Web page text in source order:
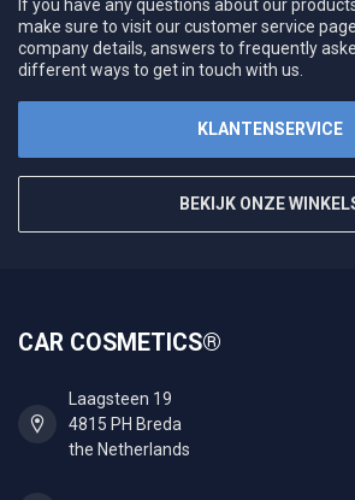
If you have any questions about our
make sure to visit our customer service
company details, answers to frequently
different ways to get in touch with us.
KLANTENSERVICE
BEKIJK ONZE
CAR COSMETICS®
Laagsteen 19
4815 PH Breda
the Netherlands